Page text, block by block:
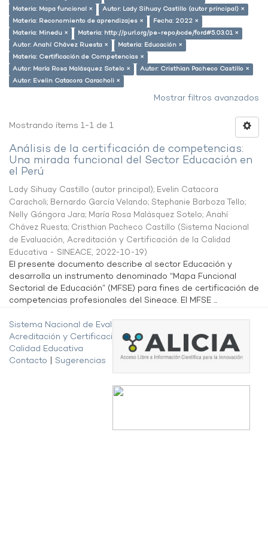
Materia: Mapa funcional ×
Autor: Lady Sihuay Castillo (autor principal) ×
Materia: Reconomiento de aprendizajes ×
Fecha: 2022 ×
Materia: Minedu ×
Materia: http://purl.org/pe-repo/ocde/ford#5.03.01 ×
Autor: Anahí Chávez Ruesta ×
Materia: Educación ×
Materia: Certificación de Competencias ×
Autor: María Rosa Malásquez Sotelo ×
Autor: Cristhian Pacheco Castillo ×
Autor: Evelin Catacora Caracholi ×
Mostrar filtros avanzados
Mostrando ítems 1-1 de 1
Análisis de la certificación de competencias:
Una mirada funcional del Sector Educación en
el Perú
Lady Sihuay Castillo (autor principal); Evelin Catacora
Caracholi; Bernardo García Velando; Stephanie Barboza Tello;
Nelly Góngora Jara; María Rosa Malásquez Sotelo; Anahí
Chávez Ruesta; Cristhian Pacheco Castillo (Sistema Nacional
de Evaluación, Acreditación y Certificación de la Calidad
Educativa - SINEACE, 2022-10-19)
El presente documento describe al sector Educación y
desarrolla un instrumento denominado “Mapa Funcional
Sectorial de Educación” (MFSE) para fines de certificación de
competencias profesionales del Sineace. El MFSE ...
Sistema Nacional de Evaluación,
Acreditación y Certificación de la
Calidad Educativa
Contacto
Sugerencias